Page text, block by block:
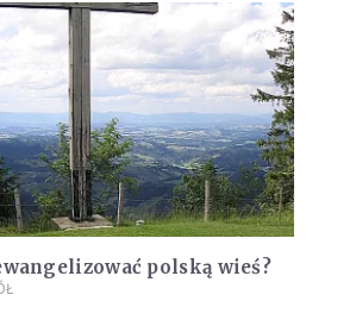
polską wieś?